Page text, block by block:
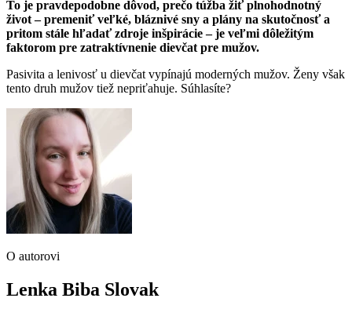
To je pravdepodobne dôvod, prečo túžba žiť plnohodnotný
život – premeniť veľké, bláznivé sny a plány na skutočnosť a
pritom stále hľadať zdroje inšpirácie – je veľmi dôležitým
faktorom pre zatraktívnenie dievčat pre mužov.
Pasivita a lenivosť u dievčat vypínajú moderných mužov. Ženy však
tento druh mužov tiež nepriťahuje. Súhlasíte?
O autorovi
Lenka Biba Slovak